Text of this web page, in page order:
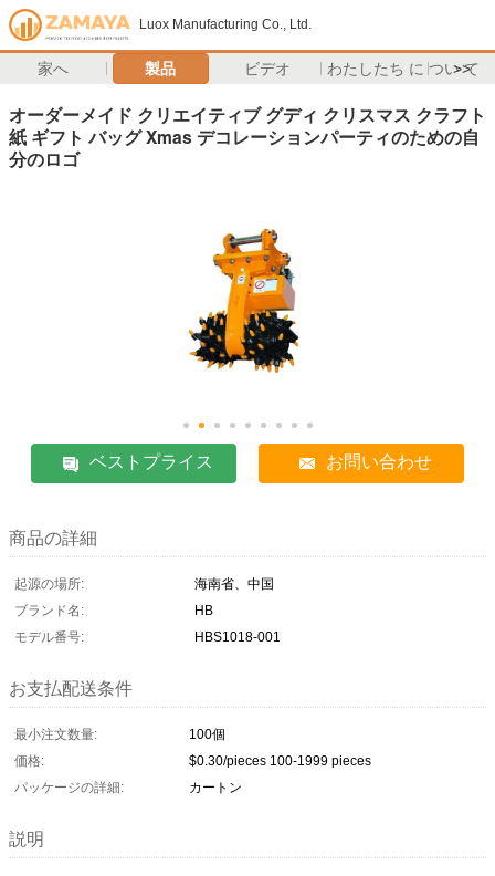
Luox Manufacturing Co., Ltd.
家へ 製品 ビデオ わたしたち に つい て
>>
オーダーメイド クリエイティブ グディ クリスマス クラフト
紙 ギフト バッグ Xmas デコレーションパーティのための自
分のロゴ
ベストプライス お問い合わせ
商品の詳細
起源の場所:
海南省、中国
ブランド名:
HB
モデル番号:
HBS1018-001
お支払配送条件
最小注文数量:
100個
価格:
$0.30/pieces 100-1999 pieces
パッケージの詳細:
カートン
説明